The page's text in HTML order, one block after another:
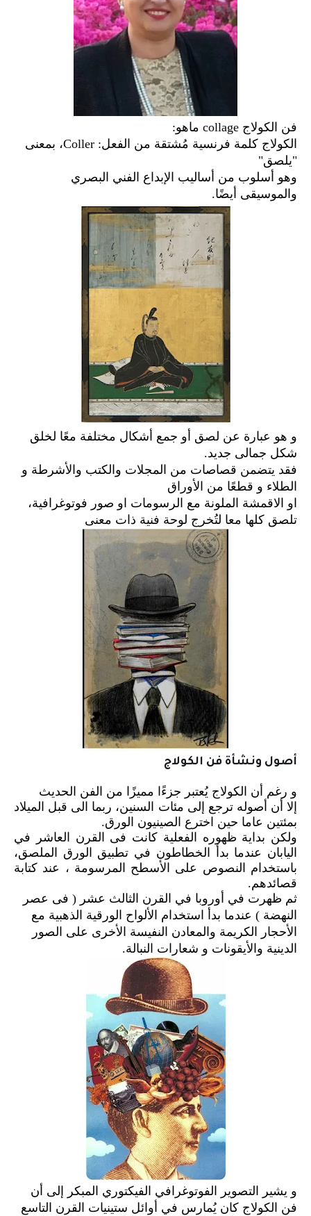
فن الكولاج collage ماهو:
الكولاج كلمة فرنسية مُشتقة من الفعل: Coller، بمعنى
"يلصق"
وهو أسلوب من أساليب الإبداع الفني البصري
والموسيقى أيضًا.
و هو عبارة عن لصق أو جمع أشكال مختلفة معًا لخلق
شكل جمالى جديد.
فقد يتضمن قصاصات من المجلات والكتب والأشرطة و
الطلاء و قطعًا من الأوراق
او الاقمشة الملونة مع الرسومات او صور فوتوغرافية،
تلصق كلها معا لتُخرج لوحة فنية ذات معنى
أصول ونشأة فن الكولاج
و رغم أن الكولاج يُعتبر جزءًا مميزًا من الفن الحديث
إلا أن أصوله ترجع إلى مئات السنين، ربما الى قبل الميلاد
بمئتين عاما حين اخترع الصينيون الورق.
ولكن بداية ظهوره الفعلية كانت فى القرن العاشر في
اليابان عندما بدأ الخطاطون في تطبيق الورق الملصق،
باستخدام النصوص على الأسطح المرسومة ، عند كتابة
قصائدهم.
ثم ظهرت في أوروبا في القرن الثالث عشر ( فى عصر
النهضة ) عندما بدأ استخدام الألواح الورقية الذهبية مع
الأحجار الكريمة والمعادن النفيسة الأخرى على الصور
الدينية والأيقونات و شعارات النبالة.
و يشير التصوير الفوتوغرافي الفيكتوري المبكر إلى أن
فن الكولاج كان يُمارس في أوائل ستينيات القرن التاسع